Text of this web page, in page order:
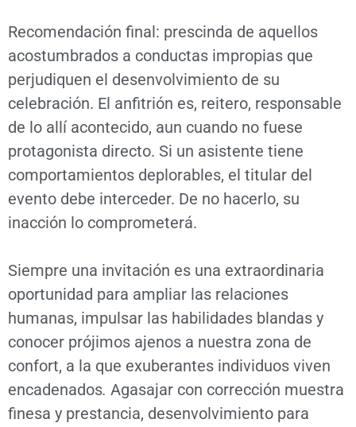
Recomendación final: prescinda de aquellos
acostumbrados a conductas impropias que
perjudiquen el desenvolvimiento de su
celebración. El anfitrión es, reitero, responsable
de lo allí acontecido, aun cuando no fuese
protagonista directo. Si un asistente tiene
comportamientos deplorables, el titular del
evento debe interceder. De no hacerlo, su
inacción lo comprometerá.
Siempre una invitación es una extraordinaria
oportunidad para ampliar las relaciones
humanas, impulsar las habilidades blandas y
conocer prójimos ajenos a nuestra zona de
confort, a la que exuberantes individuos viven
encadenados. Agasajar con corrección muestra
finesa y prestancia, desenvolvimiento para